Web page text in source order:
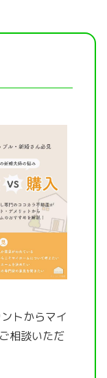
トからマイ
相談いただ